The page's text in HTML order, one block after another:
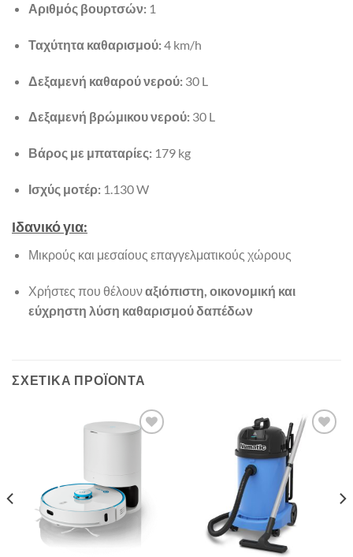
Αριθμός βουρτσών:1
Ταχύτητα καθαρισμού:4 km/h
Δεξαμενή καθαρού νερού:30 L
Δεξαμενή βρώμικου νερού:30 L
Βάρος με μπαταρίες:179 kg
Ισχύς μοτέρ:1.130 W
Ιδανικό για:
Μικρούς και μεσαίους επαγγελματικούς χώρους
Χρήστες που θέλουναξιόπιστη, οικονομική και
εύχρηστη λύση καθαρισμού δαπέδων
ΣΧΕΤΙΚΆ ΠΡΟΪΌΝΤΑ
wishlist